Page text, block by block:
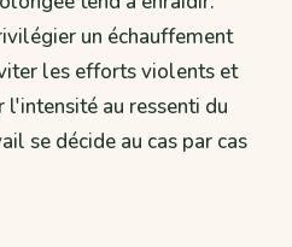
un échauffement
les efforts violents et
au ressenti du
se décide au cas par cas